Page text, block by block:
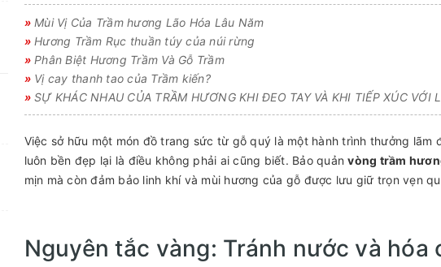
»Mùi Vị Của Trầm hương Lão Hóa Lâu Năm
»Hương Trầm Rục thuần túy của núi rừng
»Phân Biệt Hương Trầm Và Gỗ Trầm
»Vị cay thanh tao của Trầm kiến?
»SỰ KHÁC NHAU CỦA TRẦM HƯƠNG KHI ĐEO TAY VÀ KHI TIẾP XÚC VỚI
Việc sở hữu một món đồ trang sức từ gỗ quý là một hành trình thưởng
luôn bền đẹp lại là điều không phải ai cũng biết. Bảo quảnvòng trầm
mịn mà còn đảm bảo linh khí và mùi hương của gỗ được lưu giữ trọn vẹn
Nguyên tắc vàng: Tránh nước và hóa